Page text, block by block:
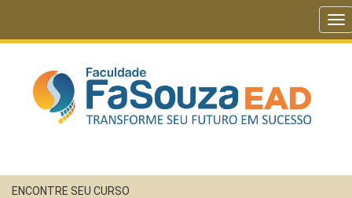
ENCONTRE SEU CURSO